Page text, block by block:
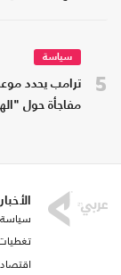
5
سياسة
ترامب يحدد
مفاجأة حول
الأخبار
سياسة
اقتصاد